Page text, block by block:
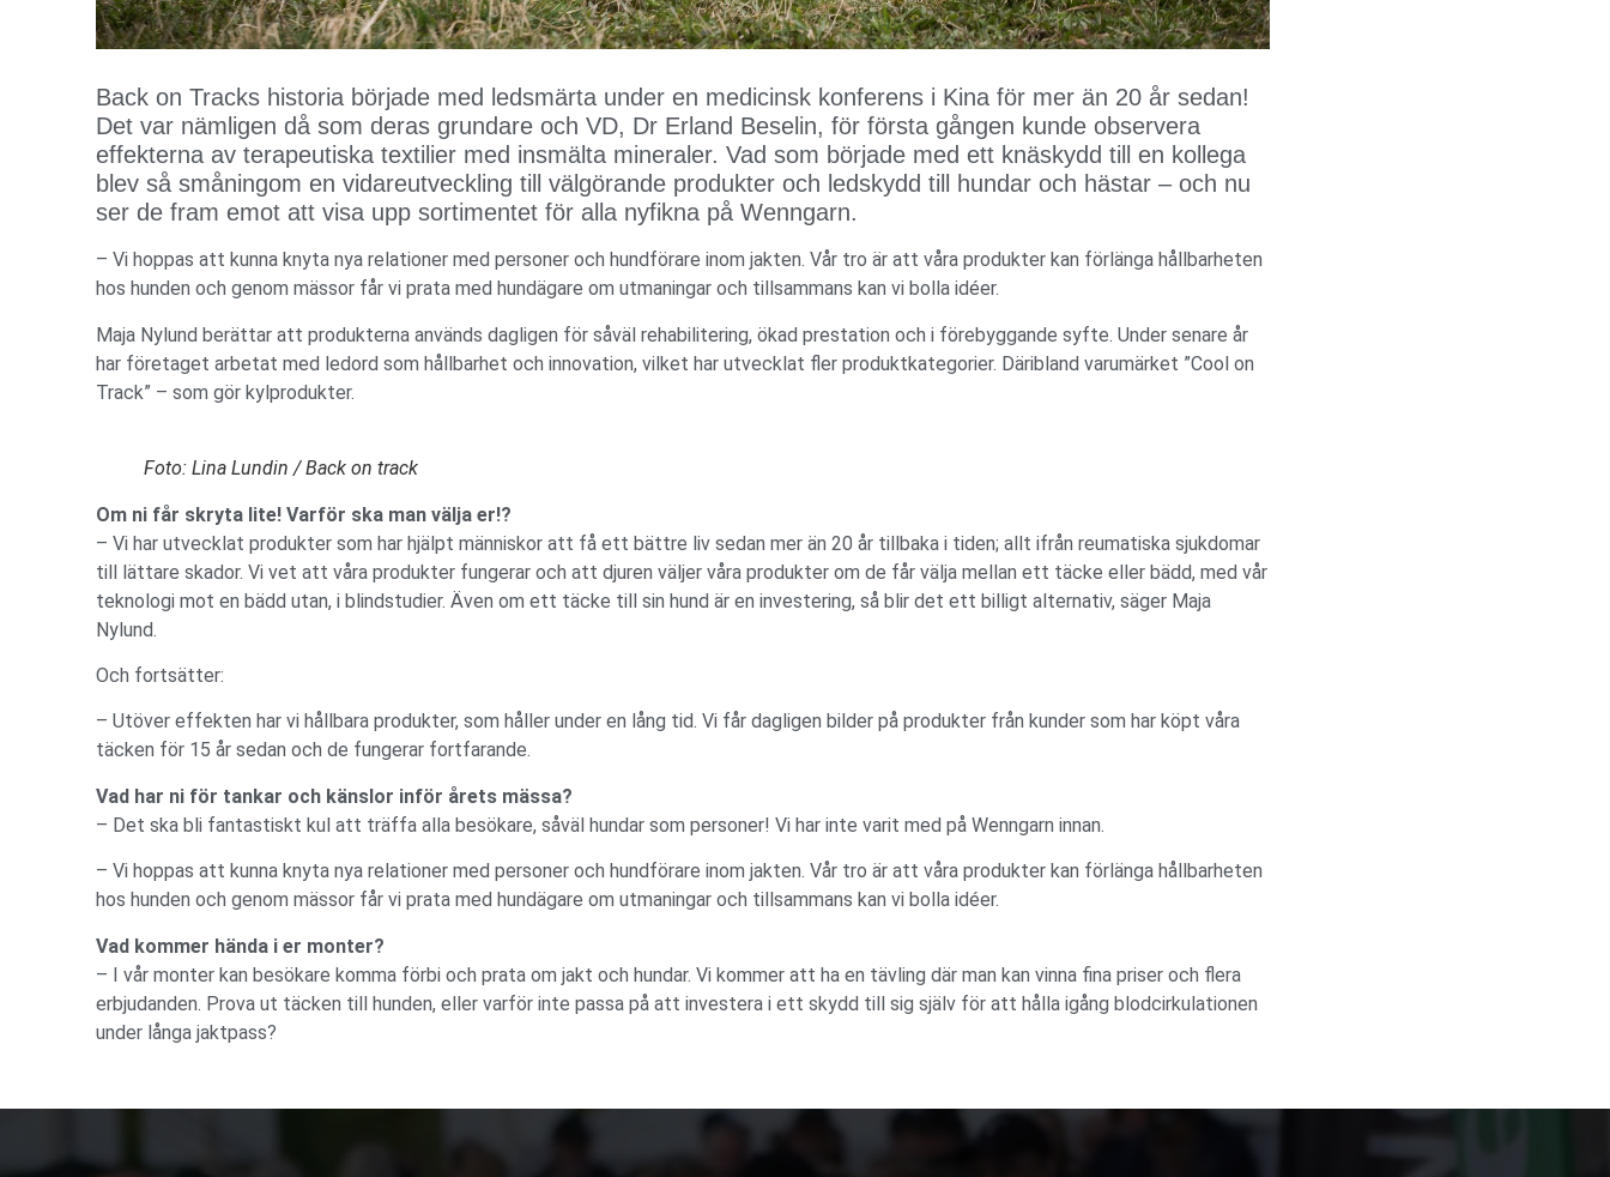
Back on Tracks historia började med ledsmärta under en medicinsk konferens i Kina för mer än 20 år sedan!
Det var nämligen då som deras grundare och VD, Dr Erland Beselin, för första gången kunde observera
effekterna av terapeutiska textilier med insmälta mineraler. Vad som började med ett knäskydd till en kollega
blev så småningom en vidareutveckling till välgörande produkter och ledskydd till hundar och hästar – och nu
ser de fram emot att visa upp sortimentet för alla nyfikna på Wenngarn.
– Vi hoppas att kunna knyta nya relationer med personer och hundförare inom jakten. Vår tro är att våra produkter kan förlänga hållbarheten
hos hunden och genom mässor får vi prata med hundägare om utmaningar och tillsammans kan vi bolla idéer.
Maja Nylund berättar att produkterna används dagligen för såväl rehabilitering, ökad prestation och i förebyggande syfte. Under senare år
har företaget arbetat med ledord som hållbarhet och innovation, vilket har utvecklat fler produktkategorier. Däribland varumärket ”Cool on
Track” – som gör kylprodukter.
Foto: Lina Lundin / Back on track
Om ni får skryta lite! Varför ska man välja er!?
– Vi har utvecklat produkter som har hjälpt människor att få ett bättre liv sedan mer än 20 år tillbaka i tiden; allt ifrån reumatiska sjukdomar
till lättare skador. Vi vet att våra produkter fungerar och att djuren väljer våra produkter om de får välja mellan ett täcke eller bädd, med vår
teknologi mot en bädd utan, i blindstudier. Även om ett täcke till sin hund är en investering, så blir det ett billigt alternativ, säger Maja
Nylund.
Och fortsätter:
– Utöver effekten har vi hållbara produkter, som håller under en lång tid. Vi får dagligen bilder på produkter från kunder som har köpt våra
täcken för 15 år sedan och de fungerar fortfarande.
Vad har ni för tankar och känslor inför årets mässa?
– Det ska bli fantastiskt kul att träffa alla besökare, såväl hundar som personer! Vi har inte varit med på Wenngarn innan.
– Vi hoppas att kunna knyta nya relationer med personer och hundförare inom jakten. Vår tro är att våra produkter kan förlänga hållbarheten
hos hunden och genom mässor får vi prata med hundägare om utmaningar och tillsammans kan vi bolla idéer.
Vad kommer hända i er monter?
– I vår monter kan besökare komma förbi och prata om jakt och hundar. Vi kommer att ha en tävling där man kan vinna fina priser och flera
erbjudanden. Prova ut täcken till hunden, eller varför inte passa på att investera i ett skydd till sig själv för att hålla igång blodcirkulationen
under långa jaktpass?